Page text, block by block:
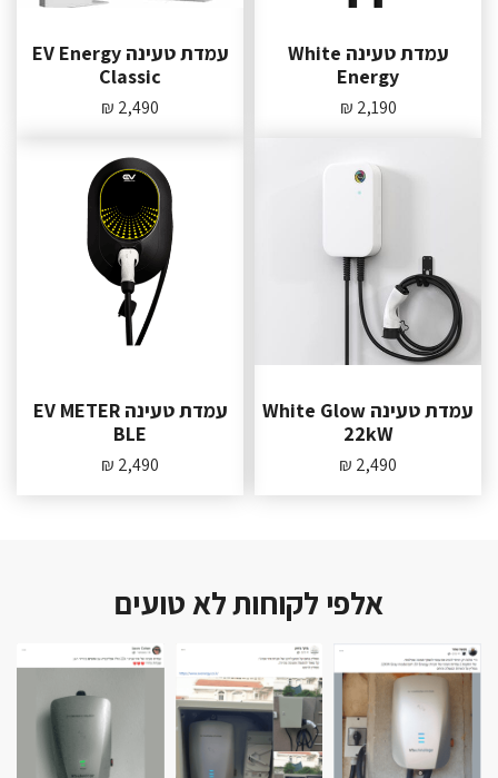
עמדת טעינה White
Energy
2,190 ₪
עמדת טעינה EV Energy
Classic
2,490 ₪
עמדת טעינה White Glow
22kW
2,490 ₪
עמדת טעינה EV METER
BLE
2,490 ₪
אלפי לקוחות לא טועים